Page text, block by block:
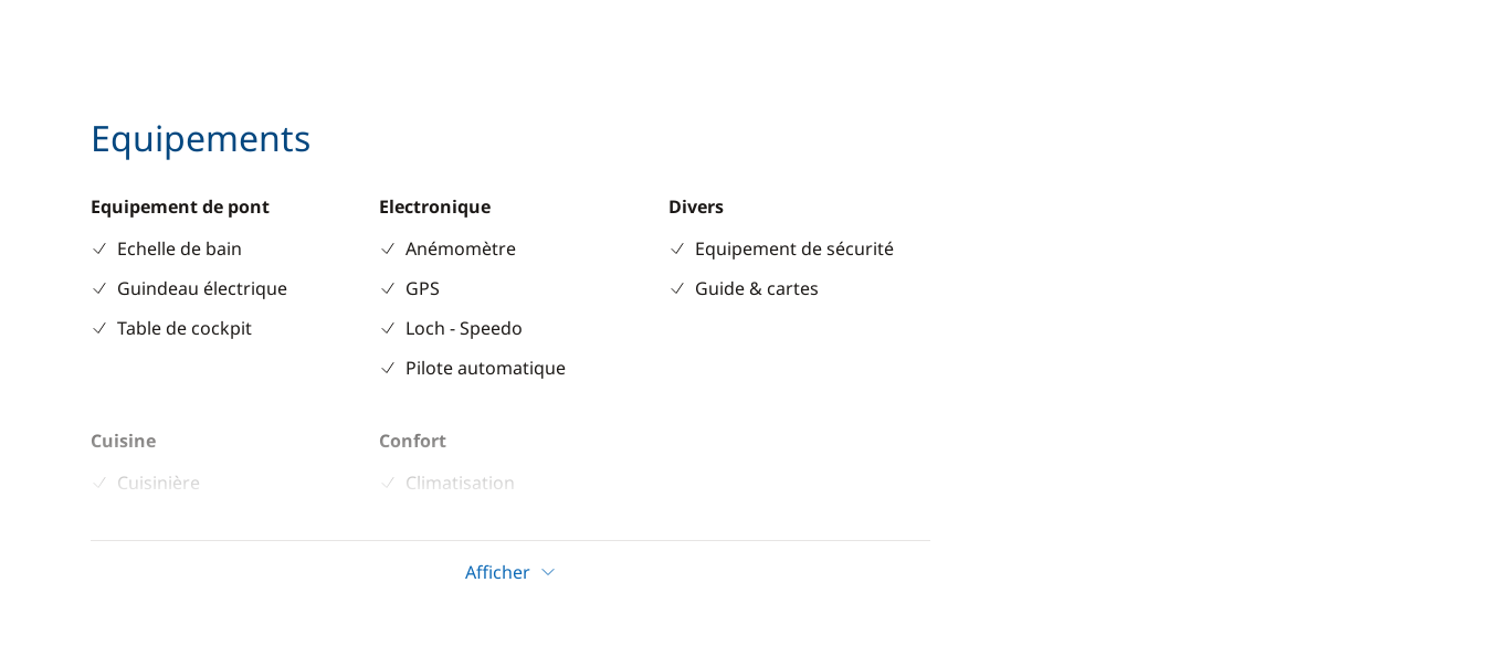
Equipements
Equipement de pont
Echelle de bain
Guindeau électrique
Table de cockpit
Electronique
Anémomètre
GPS
Loch - Speedo
Pilote automatique
Divers
Equipement de sécurité
Guide & cartes
Cuisine
Cuisinière
Confort
Climatisation
Ventilateurs
Afficher